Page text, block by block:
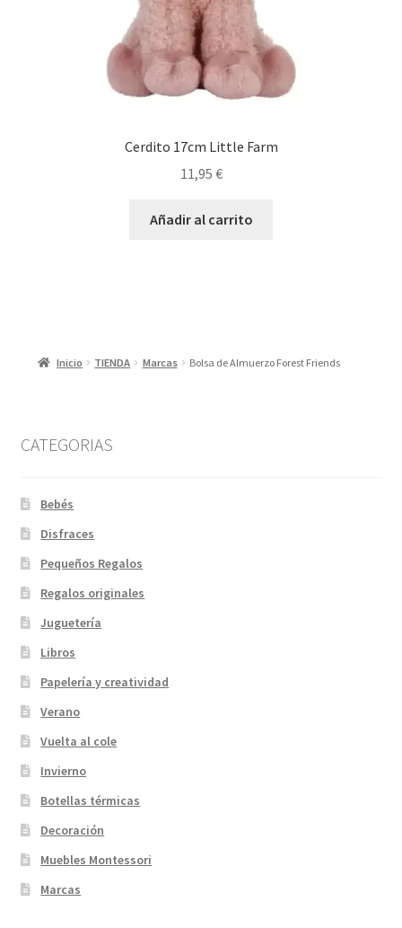
Cerdito 17cm Little Farm
11,95 €
Añadir al carrito
Inicio TIENDA Marcas Bolsa de Almuerzo Forest Friends
CATEGORIAS
Bebés
Disfraces
Pequeños Regalos
Regalos originales
Juguetería
Libros
Papelería y creatividad
Verano
Vuelta al cole
Invierno
Botellas térmicas
Decoración
Muebles Montessori
Marcas